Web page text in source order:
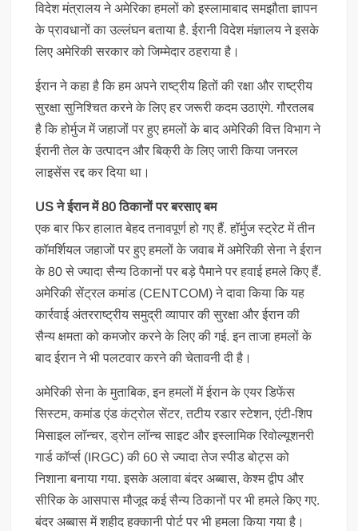
विदेश मंत्रालय ने अमेरिका हमलों को इस्लामाबाद समझौता ज्ञापन
के प्रावधानों का उल्लंघन बताया है. ईरानी विदेश मंज्ञालय ने इसके
लिए अमेरिकी सरकार को जिम्मेदार ठहराया है।
ईरान ने कहा है कि हम अपने राष्ट्रीय हितों की रक्षा और राष्ट्रीय
सुरक्षा सुनिश्चित करने के लिए हर जरूरी कदम उठाएंगे. गौरतलब
है कि होर्मुज में जहाजों पर हुए हमलों के बाद अमेरिकी वित्त विभाग ने
ईरानी तेल के उत्पादन और बिक्री के लिए जारी किया जनरल
लाइसेंस रद्द कर दिया था।
US ने ईरान में 80 ठिकानों पर बरसाए बम
एक बार फिर हालात बेहद तनावपूर्ण हो गए हैं. हॉर्मुज स्ट्रेट में तीन
कॉमर्शियल जहाजों पर हुए हमलों के जवाब में अमेरिकी सेना ने ईरान
के 80 से ज्यादा सैन्य ठिकानों पर बड़े पैमाने पर हवाई हमले किए हैं.
अमेरिकी सेंट्रल कमांड (CENTCOM) ने दावा किया कि यह
कार्रवाई अंतरराष्ट्रीय समुद्री व्यापार की सुरक्षा और ईरान की
सैन्य क्षमता को कमजोर करने के लिए की गई. इन ताजा हमलों के
बाद ईरान ने भी पलटवार करने की चेतावनी दी है।
अमेरिकी सेना के मुताबिक, इन हमलों में ईरान के एयर डिफेंस
सिस्टम, कमांड एंड कंट्रोल सेंटर, तटीय रडार स्टेशन, एंटी-शिप
मिसाइल लॉन्चर, ड्रोन लॉन्च साइट और इस्लामिक रिवोल्यूशनरी
गार्ड कॉर्प्स (IRGC) की 60 से ज्यादा तेज स्पीड बोट्स को
निशाना बनाया गया. इसके अलावा बंदर अब्बास, केश्म द्वीप और
सीरिक के आसपास मौजूद कई सैन्य ठिकानों पर भी हमले किए गए.
बंदर अब्बास में शहीद हक्कानी पोर्ट पर भी हमला किया गया है।